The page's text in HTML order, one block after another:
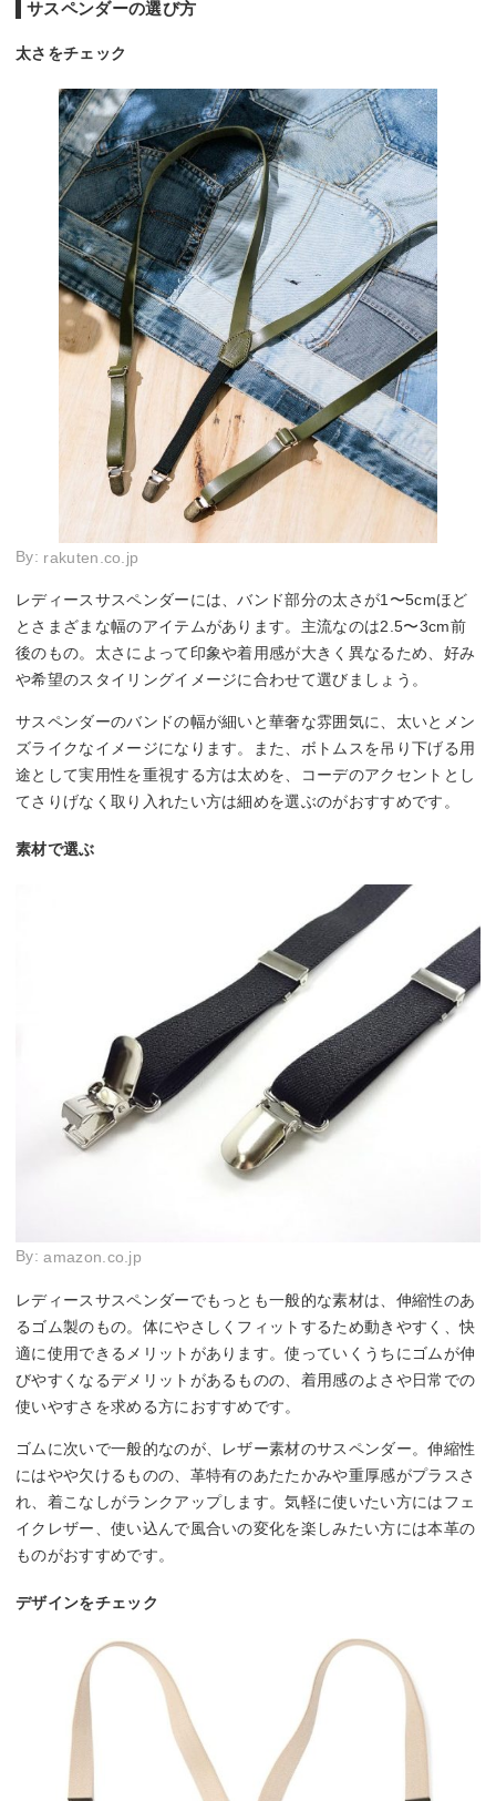
サスペンダーの選び方
太さをチェック
By: rakuten.co.jp
レディースサスペンダーには、バンド部分の太さが1〜5cmほど
とさまざまな幅のアイテムがあります。主流なのは2.5〜3cm前
後のもの。太さによって印象や着用感が大きく異なるため、好み
や希望のスタイリングイメージに合わせて選びましょう。
サスペンダーのバンドの幅が細いと華奢な雰囲気に、太いとメン
ズライクなイメージになります。また、ボトムスを吊り下げる用
途として実用性を重視する方は太めを、コーデのアクセントとし
てさりげなく取り入れたい方は細めを選ぶのがおすすめです。
素材で選ぶ
By:amazon.co.jp
レディースサスペンダーでもっとも一般的な素材は、伸縮性のあ
るゴム製のもの。体にやさしくフィットするため動きやすく、快
適に使用できるメリットがあります。使っていくうちにゴムが伸
びやすくなるデメリットがあるものの、着用感のよさや日常での
使いやすさを求める方におすすめです。
ゴムに次いで一般的なのが、レザー素材のサスペンダー。伸縮性
にはやや欠けるものの、革特有のあたたかみや重厚感がプラスさ
れ、着こなしがランクアップします。気軽に使いたい方にはフェ
イクレザー、使い込んで風合いの変化を楽しみたい方には本革の
ものがおすすめです。
デザインをチェック